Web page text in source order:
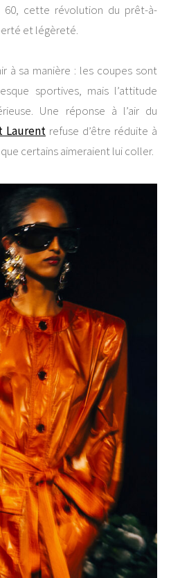
60, cette révolution du prêt-à-
et légèreté.
à sa manière : les coupes sont
sportives, mais l’attitude
Une réponse à l’air du
Laurent refuse d’être réduite à
certains aimeraient lui coller.